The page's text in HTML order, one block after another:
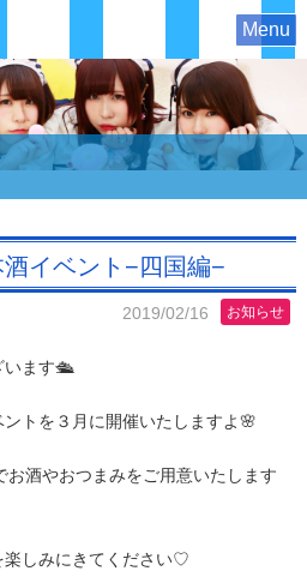
Menu
イベント−四国編−
2019/02/16 お知らせ
います🛳
トを３月に開催いたしますよ🌸
酒やおつまみをご用意いたします
楽しみにきてください♡